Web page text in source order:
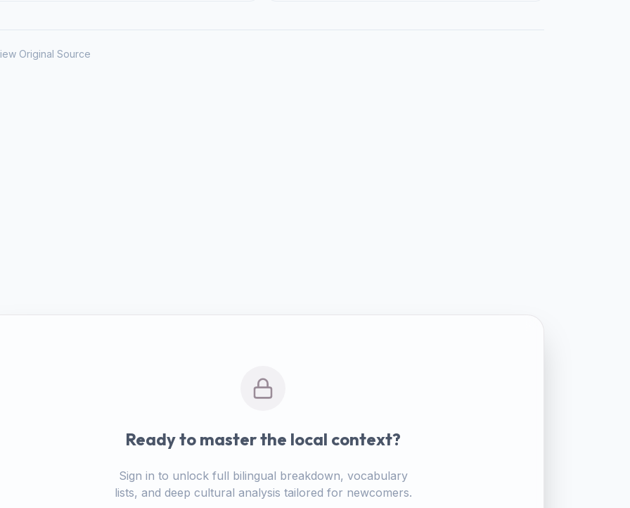
Original Source
Ready to master the local context?
Sign in to unlock full bilingual breakdown, vocabulary
lists, and deep cultural analysis tailored for newcomers.